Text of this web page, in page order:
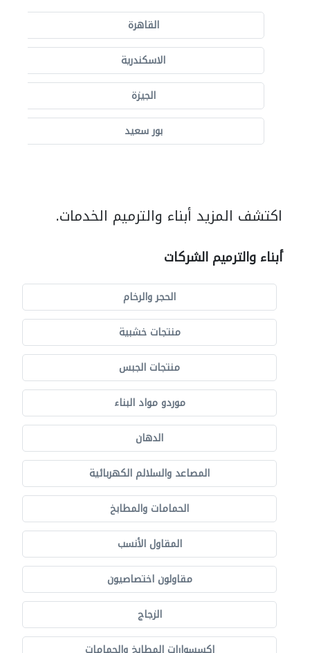
القاهرة
الاسكندرية
الجيزة
بور سعيد
اكتشف المزيد أبناء والترميم الخدمات.
أبناء والترميم الشركات
الحجر والرخام
منتجات خشبية
منتجات الجبس
موردو مواد البناء
الدهان
المصاعد والسلالم الكهربائية
الحمامات والمطابخ
المقاول الأنسب
مقاولون اختصاصيون
الزجاج